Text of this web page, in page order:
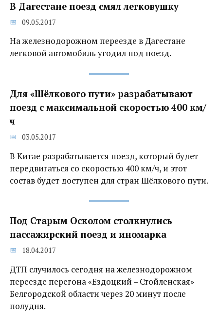
В Дагестане поезд смял легковушку
09.05.2017
На железнодорожном переезде в Дагестане
легковой автомобиль угодил под поезд.
Для «Шёлкового пути» разрабатывают
поезд с максимальной скоростью 400 км/
ч
03.05.2017
В Китае разрабатывается поезд, который будет
передвигаться со скоростью 400 км/ч, и этот
состав будет доступен для стран Шёлкового пути.
Под Старым Осколом столкнулись
пассажирский поезд и иномарка
18.04.2017
ДТП случилось сегодня на железнодорожном
переезде перегона «Ездоцкий – Стойленская»
Белгородской области через 20 минут после
полудня.